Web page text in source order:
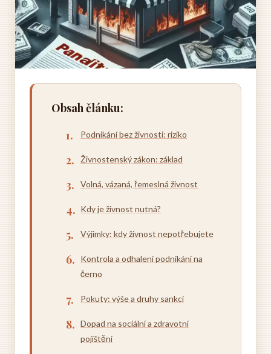
Obsah článku:
Podnikání bez živnosti: riziko
Živnostenský zákon: základ
Volná, vázaná, řemeslná živnost
Kdy je živnost nutná?
Výjimky: kdy živnost nepotřebujete
Kontrola a odhalení podnikání na
černo
Pokuty: výše a druhy sankcí
Dopad na sociální a zdravotní
pojištění